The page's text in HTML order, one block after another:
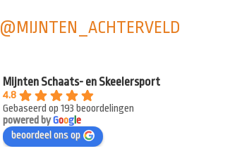
@MIJNTEN_ACHTERVELD
Mijnten Schaats- en Skeelersport
4.8
Gebaseerd op 193 beoordelingen
powered byGoogle
beoordeel ons op